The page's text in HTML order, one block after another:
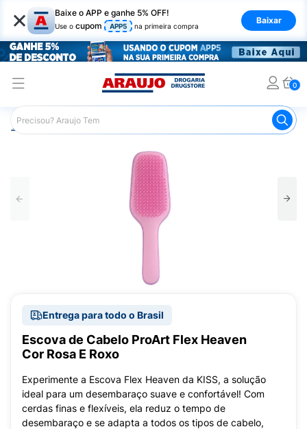
× Baixe o APP e ganhe 5% OFF!
Use o cupom APP5 na primeira compra
Baixar
0
Araujo Cabelo Escovas e
Entrega para todo o Brasil
Escova de Cabelo ProArt Flex Heaven
Cor Rosa E Roxo
Experimente a Escova Flex Heaven da KISS, a solução
ideal para um desembaraço suave e confortável! Com
cerdas finas e flexíveis, ela reduz o tempo de
desembaraço e se adapta a todos os tipos de cabelo,